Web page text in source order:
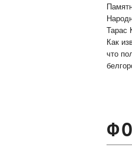
Тарас
Как
что